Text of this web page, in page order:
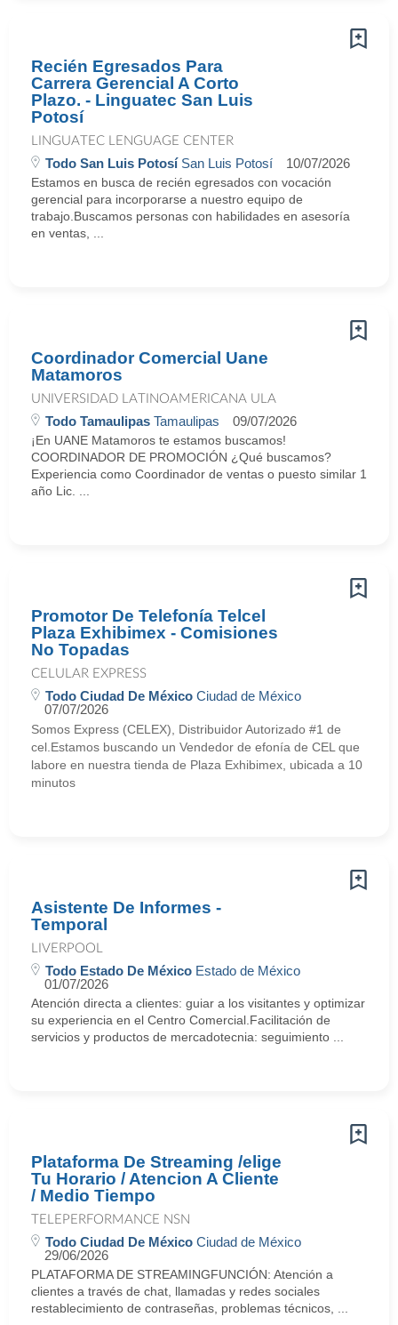
Recién Egresados Para
Carrera Gerencial A Corto
Plazo. - Linguatec San Luis
Potosí
LINGUATEC LENGUAGE CENTER
Todo San Luis PotosíSan Luis Potosí 10/07/2026
Estamos en busca de recién egresados con vocación
gerencial para incorporarse a nuestro equipo de
trabajo.Buscamos personas con habilidades en asesoría
en ventas, ...
Coordinador Comercial Uane
Matamoros
UNIVERSIDAD LATINOAMERICANA ULA
Todo Tamaulipas Tamaulipas 09/07/2026
¡En UANE Matamoros te estamos buscamos!
COORDINADOR DE PROMOCIÓN ¿Qué buscamos?
Experiencia como Coordinador de ventas o puesto similar 1
año Lic. ...
Promotor De Telefonía Telcel
Plaza Exhibimex - Comisiones
No Topadas
CELULAR EXPRESS
Todo Ciudad De México Ciudad de México
07/07/2026
Somos Express (CELEX), Distribuidor Autorizado #1 de
cel.Estamos buscando un Vendedor de efonía de CEL que
labore en nuestra tienda de Plaza Exhibimex, ubicada a 10
minutos
Asistente De Informes -
Temporal
LIVERPOOL
Todo Estado De México Estado de México
01/07/2026
Atención directa a clientes: guiar a los visitantes y optimizar
su experiencia en el Centro Comercial.Facilitación de
servicios y productos de mercadotecnia: seguimiento ...
Plataforma De Streaming /elige
Tu Horario / Atencion A Cliente
/ Medio Tiempo
TELEPERFORMANCE NSN
Todo Ciudad De México Ciudad de México
29/06/2026
PLATAFORMA DE STREAMINGFUNCIÓN: Atención a
clientes a través de chat, llamadas y redes sociales
restablecimiento de contraseñas, problemas técnicos, ...